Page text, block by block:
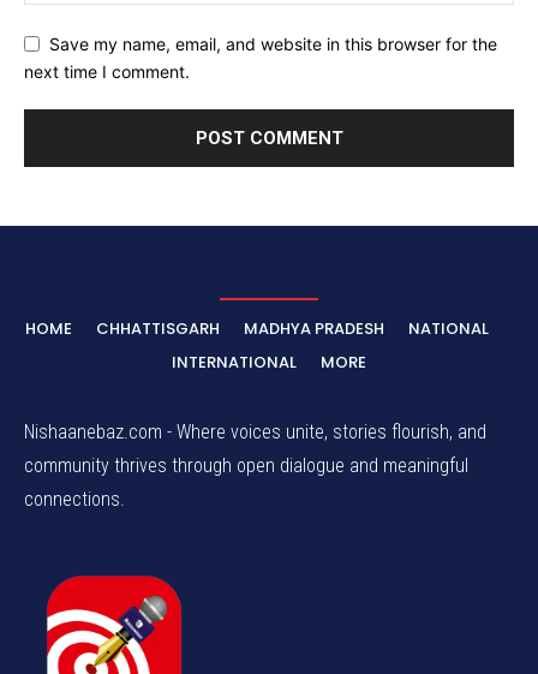
Save my name, email, and website in this browser for the
next time I comment.
HOME CHHATTISGARH MADHYA PRADESH
NATIONAL
INTERNATIONAL
MORE
Nishaanebaz.com - Where voices unite, stories flourish, and
community thrives through open dialogue and meaningful
connections.